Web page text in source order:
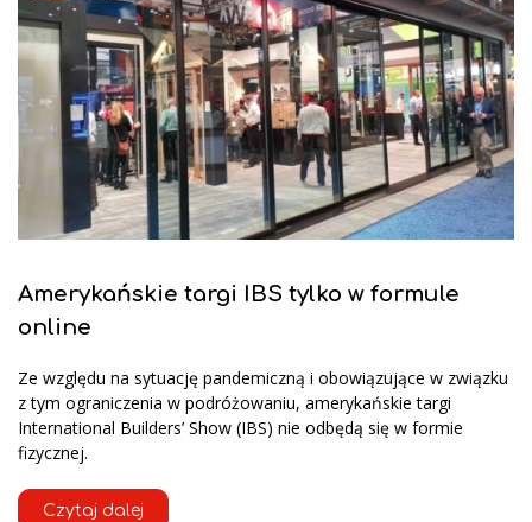
Amerykańskie targi IBS tylko w formule
online
Ze względu na sytuację pandemiczną i obowiązujące w związku
z tym ograniczenia w podróżowaniu, amerykańskie targi
International Builders’ Show (IBS) nie odbędą się w formie
fizycznej.
Czytaj dalej